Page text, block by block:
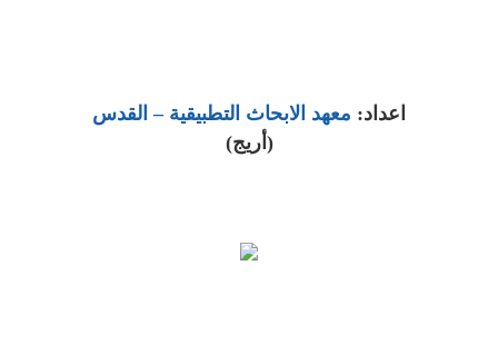
اعداد: معهد الابحاث التطبيقية – القدس
(أريج)